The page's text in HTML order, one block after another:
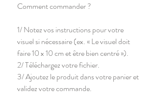
Comment commander ?
1/ Notez vos instructions pour votre
visuel si nécessaire (ex. « Le visuel doit
faire 10 x 10 cm et être bien centré »).
2/ Téléchargez votre fichier.
3/ Ajoutez le produit dans votre panier et
validez votre commande.